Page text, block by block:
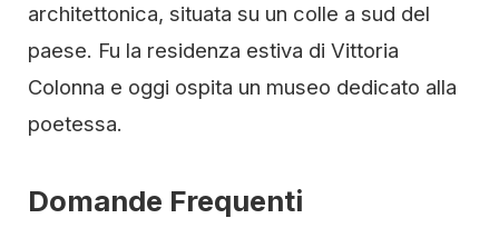
architettonica, situata su un colle a sud del
paese. Fu la residenza estiva di Vittoria
Colonna e oggi ospita un museo dedicato alla
poetessa.
Domande Frequenti